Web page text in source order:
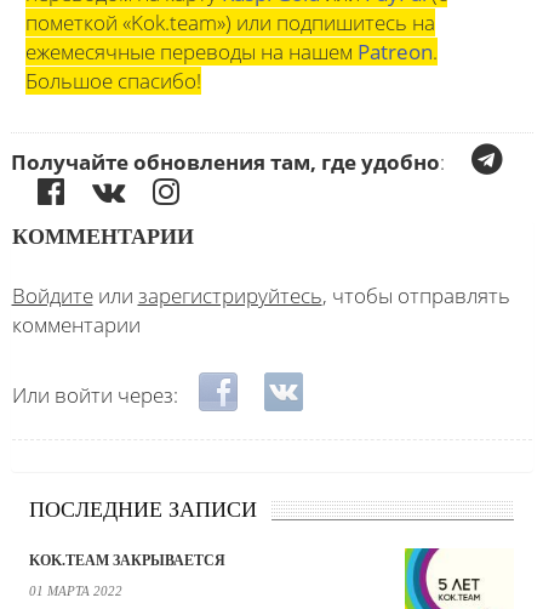
пометкой «Kok.team») или подпишитесь на
ежемесячные переводы на нашем Patreon.
Большое спасибо!
Получайте обновления там, где удобно:
КОММЕНТАРИИ
Войдитеили зарегистрируйтесь, чтобы отправлять
комментарии
Или войти через: Login with Facebook
Login with ВКонтакте
ПОСЛЕДНИЕ ЗАПИСИ
KOK.TEAM ЗАКРЫВАЕТСЯ
01 МАРТА 2022